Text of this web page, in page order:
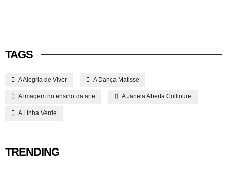
TAGS
A Alegria de Viver A Dança Matisse
A imagem no ensino da arte A Janela Aberta Collioure
A Linha Verde
TRENDING